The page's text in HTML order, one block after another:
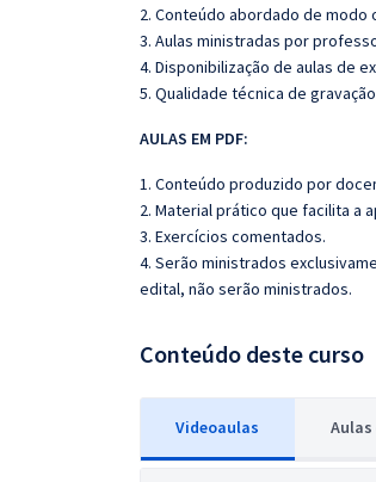
2. Conteúdo abordado de
3. Aulas ministradas por
4. Disponibilização de aulas de
5. Qualidade técnica de
AULAS EM PDF:
1. Conteúdo produzido por
2. Material prático que facilita a
3. Exercícios comentados.
4. Serão ministrados
edital, não serão ministrados.
Conteúdo deste curso
Videoaulas Aulas